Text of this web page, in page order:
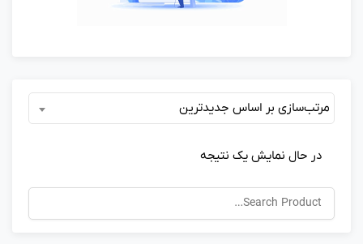
مرتب‌سازی بر اساس جدیدترین
در حال نمایش یک نتیجه